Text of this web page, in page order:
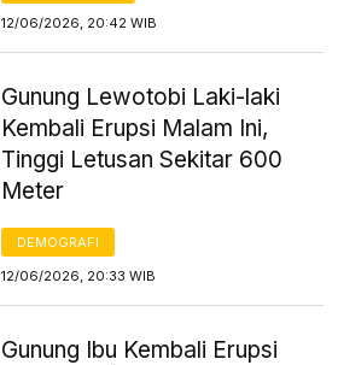
12/06/2026, 20:42 WIB
Gunung Lewotobi Laki-laki
Kembali Erupsi Malam Ini,
Tinggi Letusan Sekitar 600
Meter
DEMOGRAFI
12/06/2026, 20:33 WIB
Gunung Ibu Kembali Erupsi